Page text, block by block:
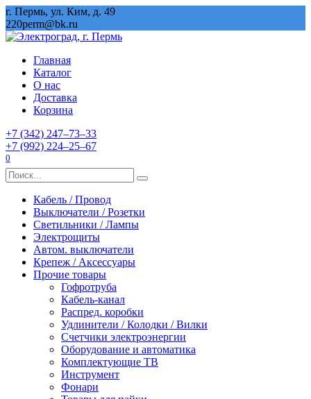
Перейти
к
содержанию
г. Пермь, ул. Ким, д. 49
220perm@bk.ru
Главная
Каталог
О нас
Доставка
Корзина
+7 (342) 247‒73‒33
+7 (992) 224‒25‒67
0
Search
for:
Кабель / Провод
Выключатели / Розетки
Светильники / Лампы
Электрощиты
Автом. выключатели
Крепеж / Аксессуары
Прочие товары
Гофротруба
Кабель-канал
Распред. коробки
Удлинители / Колодки / Вилки
Счетчики электроэнергии
Оборудование и автоматика
Комплектующие ТВ
Инструмент
Фонари